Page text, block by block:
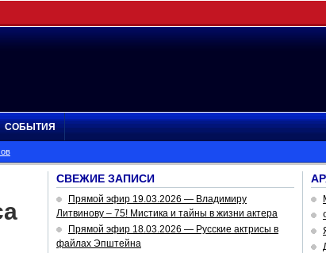
СОБЫТИЯ
СВЕЖИЕ ЗАПИСИ
Прямой эфир 19.03.2026 — Владимиру
Литвинову – 75! Мистика и тайны в жизни актера
Прямой эфир 18.03.2026 — Русские актрисы в
файлах Эпштейна